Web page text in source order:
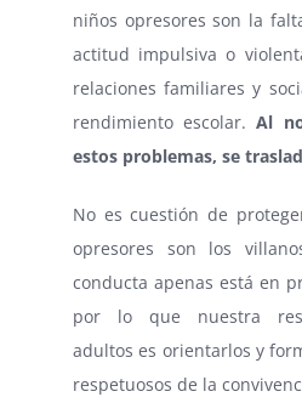
niños opresores son la
actitud impulsiva o
relaciones familiares y
rendimiento escolar.Al
estos problemas, se
No es cuestión de
opresores son los
conducta apenas está en
por lo que nuestra
adultos es orientarlos y
respetuosos de la